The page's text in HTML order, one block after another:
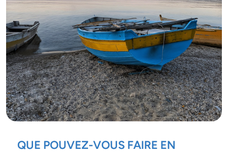
QUE POUVEZ-VOUS FAIRE EN